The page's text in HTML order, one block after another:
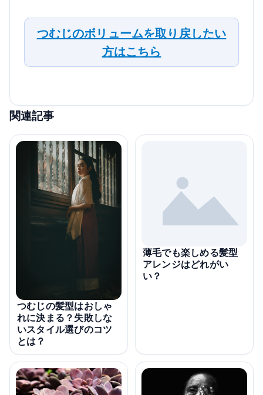
つむじのボリュームを取り戻したい
方はこちら
関連記事
つむじの髪型はおしゃ
れに決まる？失敗しな
いスタイル選びのコツ
とは？
薄毛でも楽しめる髪型
アレンジはどれがい
い？